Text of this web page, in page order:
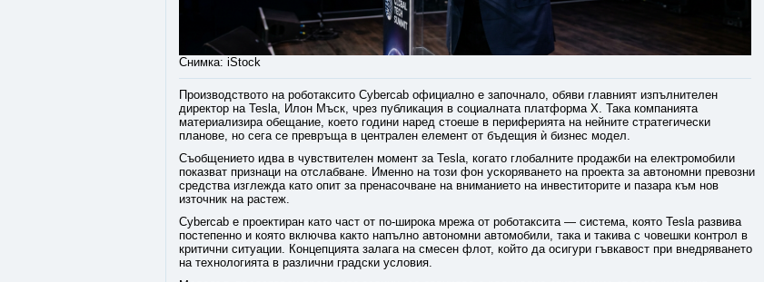
Снимка: iStock
Производството на роботаксито Cybercab официално е започнало, обяви главният изпълнителен
директор на Tesla, Илон Мъск, чрез публикация в социалната платформа X. Така компанията
материализира обещание, което години наред стоеше в периферията на нейните стратегически
планове, но сега се превръща в централен елемент от бъдещия ѝ бизнес модел.
Съобщението идва в чувствителен момент за Tesla, когато глобалните продажби на електромобили
показват признаци на отслабване. Именно на този фон ускоряването на проекта за автономни превозни
средства изглежда като опит за пренасочване на вниманието на инвеститорите и пазара към нов
източник на растеж.
Cybercab е проектиран като част от по-широка мрежа от роботаксита — система, която Tesla развива
постепенно и която включва както напълно автономни автомобили, така и такива с човешки контрол в
критични ситуации. Концепцията залага на смесен флот, който да осигури гъвкавост при внедряването
на технологията в различни градски условия.